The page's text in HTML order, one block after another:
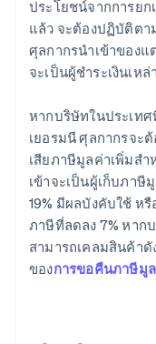
ประโยชน์จากการยก
แล้ว จะต้องปฏิบัติตา
ศุลกากรนําเข้าของ
จะเป็นผู้ชำระเงินเหล่
หากบริษัทในประเท
เยอรมนี ศุลกากรจะ
เสียภาษีมูลค่าเพิ่มส
เข้าจะเป็นผู้เก็บภาษี
19% มีผลบังคับใช้ ห
ภาษีที่ลดลง 7% หาก
สามารถเคลมสินค้า
ของการขอคืนภาษีมู